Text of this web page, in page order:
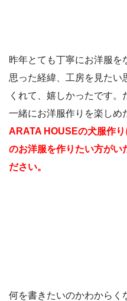
昨年とても丁寧にお洋服を
思った経緯、工房を見たい
くれて、嬉しかったです
一緒にお洋服作りを楽しめ
ARATA HOUSEの犬服作
のお洋服を作りたい方がい
ださい。
何を書きたいのかわからく